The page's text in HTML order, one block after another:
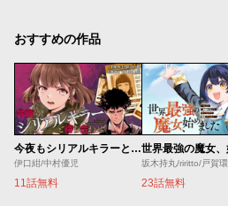
おすすめの作品
今夜もシリアルキラーと待ち合わせ
伊口紺/中村優児
11話無料
坂木持丸/riritto/戸賀環
23話無料